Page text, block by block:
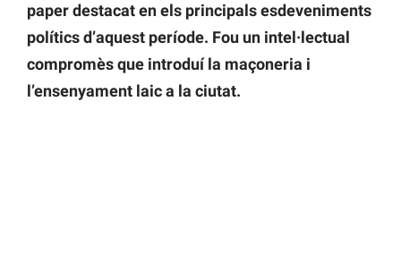
paper destacat en els principals esdeveniments
polítics d’aquest període. Fou un intel·lectual
compromès que introduí la maçoneria i
l’ensenyament laic a la ciutat.